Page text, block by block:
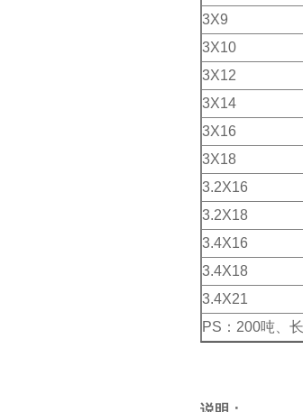
3X9
3X10
3X12
3X14
3X16
3X18
3.2X16
3.2X18
3.4X16
3.4X18
3.4X21
PS：200吨、